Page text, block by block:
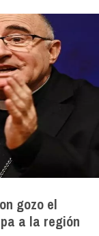
gozo el
a la región